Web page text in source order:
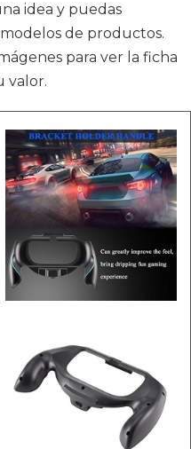
idea y puedas
de productos.
para ver la ficha
valor.